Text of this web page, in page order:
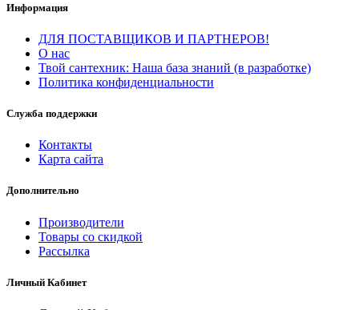
Информация
ДЛЯ ПОСТАВЩИКОВ И ПАРТНЕРОВ!
О нас
Твой сантехник: Наша база знаний (в разработке)
Политика конфиденциальности
Служба поддержки
Контакты
Карта сайта
Дополнительно
Производители
Товары со скидкой
Рассылка
Личный Кабинет